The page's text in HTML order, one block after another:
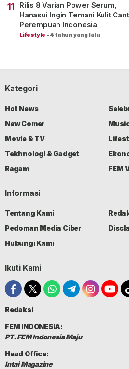
11
Rilis 8 Varian Power Serum,
Hanasui Ingin Temani Kulit
Perempuan Indonesia
Lifestyle - 4 tahun yang lalu
Kategori
Hot News
New Comer
Movie & TV
Tekhnologi & Gadget
Ragam
FEM
Informasi
Tentang Kami
Pedoman Media Ciber
Hubungi Kami
Ikuti Kami
Redaksi
FEM INDONESIA:
PT. FEM Indonesia Maju
Head Office:
Intai Magazine